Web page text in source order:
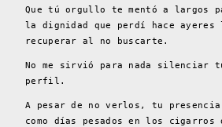
Que tú orgullo te mentó a largos
la dignidad que perdí hace
recuperar al no buscarte.
No me sirvió para nada silenciar
perfil.
A pesar de no verlos, tu
como días pesados en los cigarros